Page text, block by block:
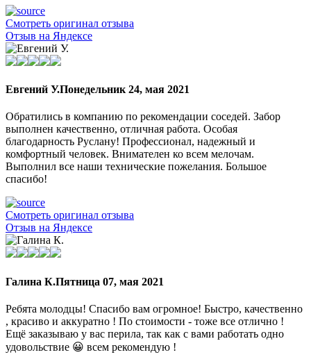
Смотреть оригинал отзыва
Отзыв на Яндексе
Евгений У.Понедельник 24, мая 2021
Обратились в компанию по рекомендации соседей. Забор
выполнен качественно, отличная работа. Особая
благодарность Руслану! Профессионал, надежный и
комфортный человек. Внимателен ко всем мелочам.
Выполнил все наши технические пожелания. Большое
спасибо!
Смотреть оригинал отзыва
Отзыв на Яндексе
Галина К.Пятница 07, мая 2021
Ребята молодцы! Спасибо вам огромное! Быстро, качественно
, красиво и аккуратно ! По стоимости - тоже все отлично !
Ещё заказываю у вас перила, так как с вами работать одно
удовольствие 😀 всем рекомендую !